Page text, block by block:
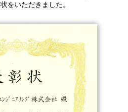
をいただきました。